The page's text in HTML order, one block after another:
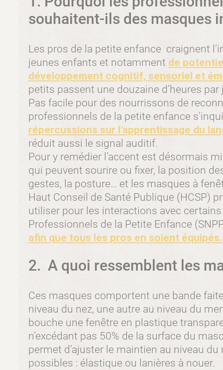
souhaitent-ils des masques
Les pros de la petite enfance craignent
jeunes enfants et notamment de
développement cognitif, sensoriel et
petits passent une douzaine d’heures
Pas facile pour des nourrissons de
professionnels de la petite enfance
répercussions sur l’apprentissage du
réduit aussi le signal auditif.
Pour y remédier l’accent est désormais
qui peuvent sourire ou fixer, la position
gestes, la posture… et les masques à
Haut Conseil de Santé Publique (HCSP)
utiliser pour les interactions avec
Professionnels de la Petite Enfance
afin que tous les pros en soient équipés.
2. A quoi ressemblent les
Ces masques comportent une bande
niveau du nez, une autre au niveau du
bouche une fenêtre en plastique
n’excédant pas 50% de la surface du
permet d’ajuster le maintien au niveau
possibles : élastique ou lanières à nouer.